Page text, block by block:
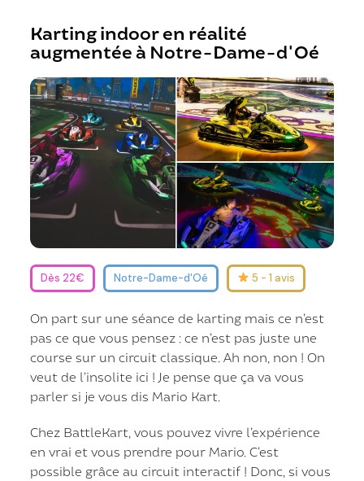
Karting indoor en réalité
augmentée à Notre-Dame-d'Oé
Dès 22€ Notre-Dame-d'Oé 5 - 1 avis
On part sur une séance de karting mais ce n’est
pas ce que vous pensez : ce n’est pas juste une
course sur un circuit classique. Ah non, non ! On
veut de l’insolite ici ! Je pense que ça va vous
parler si je vous dis Mario Kart.
Chez BattleKart, vous pouvez vivre l’expérience
en vrai et vous prendre pour Mario. C’est
possible grâce au circuit interactif ! Donc, si vous